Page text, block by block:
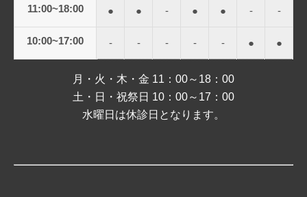
11:00~18:00 ● ● - ● ● - -
10:00~17:00 - - - - - ● ●
月・火・木・金 11：00～18：00
土・日・祝祭日 10：00～17：00
水曜日は休診日となります。